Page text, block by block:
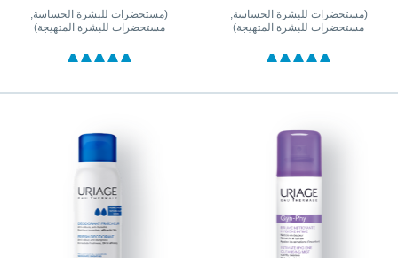
(مستحضرات للبشرة الحساسة,
مستحضرات للبشرة المتهيجة)
(مستحضرات للبشرة الحساسة,
مستحضرات للبشرة المتهيجة)